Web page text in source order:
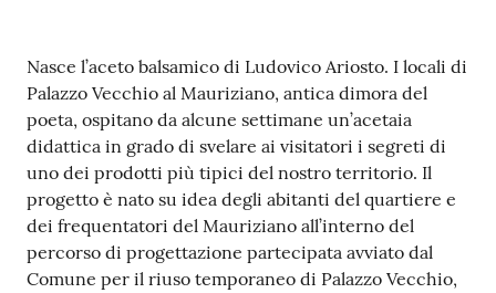
E
v
e
n
t
i
Contenuto
Nasce l’aceto balsamico di Ludovico Ariosto. I locali di
Palazzo Vecchio al Mauriziano, antica dimora del
poeta, ospitano da alcune settimane un’acetaia
didattica in grado di svelare ai visitatori i segreti di
uno dei prodotti più tipici del nostro territorio. Il
progetto è nato su idea degli abitanti del quartiere e
dei frequentatori del Mauriziano all’interno del
percorso di progettazione partecipata avviato dal
Comune per il riuso temporaneo di Palazzo Vecchio,